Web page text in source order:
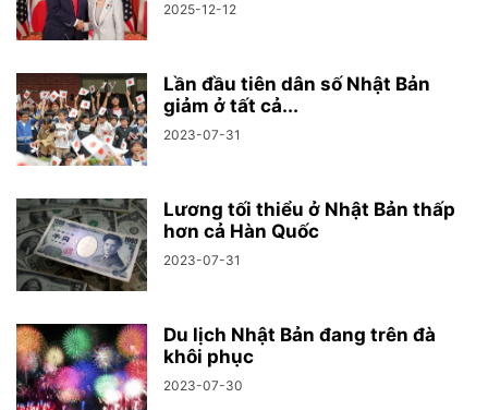
2025-12-12
Lần đầu tiên dân số Nhật Bản
giảm ở tất cả...
2023-07-31
Lương tối thiểu ở Nhật Bản thấp
hơn cả Hàn Quốc
2023-07-31
Du lịch Nhật Bản đang trên đà
khôi phục
2023-07-30